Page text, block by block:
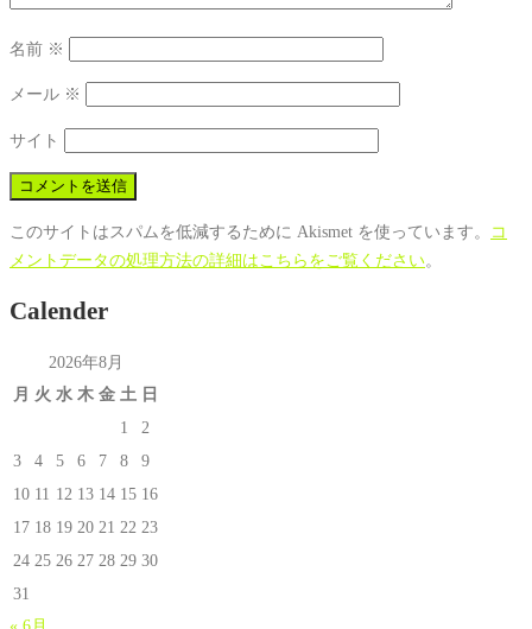
名前 ※
メール ※
サイト
このサイトはスパムを低減するために Akismet を使っています。
コ
メントデータの処理方法の詳細はこちらをご覧ください。
Calender
2026年8月
月 火 水 木 金 土 日
1
2
3
4 5 6 7 8
9
10 11 12 13 14 15 16
17 18 19 20 21 22 23
24 25 26 27 28 29 30
31